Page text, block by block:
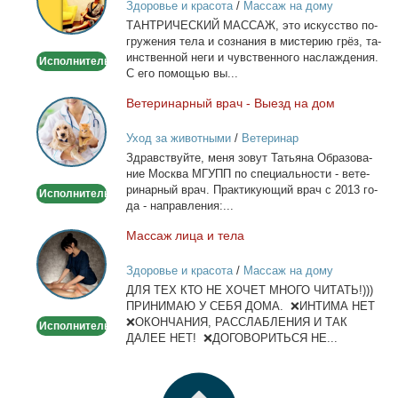
Исполнитель
Здоровье и красота/ Массаж на дому
ТАНТРИЧЕСКИЙ МАССАЖ, это ис­кус­ство по­
гру­же­ния те­ла и со­зна­ния в ми­сте­рию грёз, та­
ин­ствен­ной неги и чув­ствен­но­го на­сла­жде­ния.
С его по­мо­щью вы...
Ветеринарный
врач
-
Выезд
дом
Исполнитель
Ве­те­ри­нар­ный врач - Вы­езд на дом
Уход за животными/ Ветеринар
Здрав­ствуй­те, ме­ня зо­вут Та­тья­на Об­ра­зо­ва­
ние Москва МГУПП по спе­ци­аль­но­сти - ве­те­
ри­нар­ный врач. Прак­ти­ку­ю­щий врач с 2013 го­
да - на­прав­ле­ния:...
Массаж
лица
и
тела
Исполнитель
Мас­саж ли­ца и те­ла
Здоровье и красота/ Массаж на дому
ДЛЯ ТЕХ КТО НЕ ХОЧЕТ МНОГО ЧИТАТЬ!)))
ПРИНИМАЮ У СЕБЯ ДОМА. ❌ИНТИМА НЕТ
❌ОКОНЧАНИЯ, РАССЛАБЛЕНИЯ И ТАК
ДАЛЕЕ НЕТ! ❌ДОГОВОРИТЬСЯ НЕ...